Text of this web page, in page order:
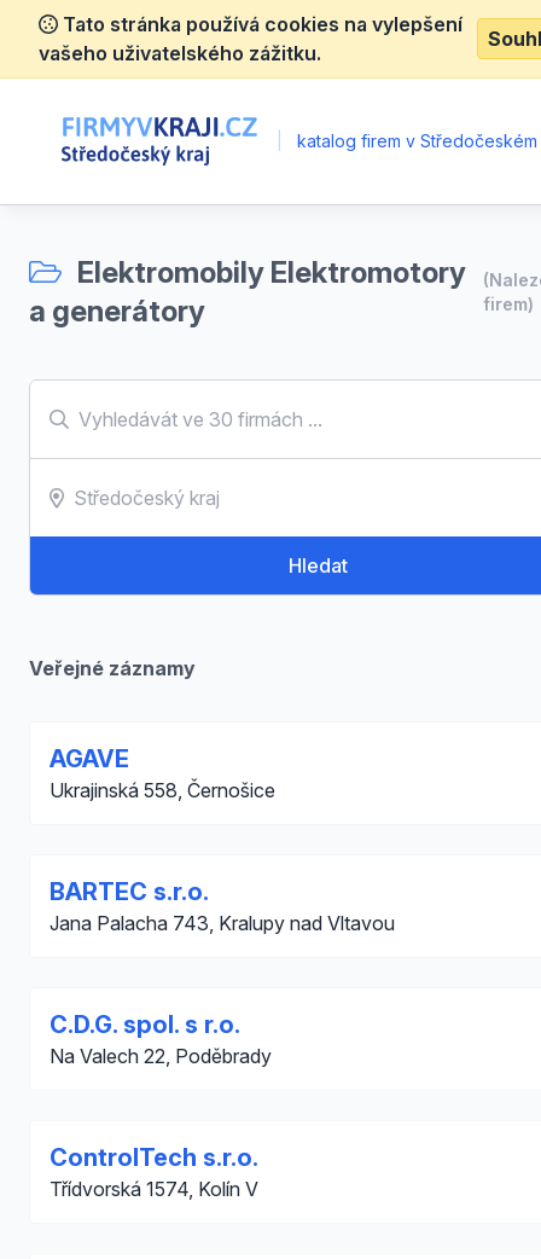
Tato stránka používá cookies na vylepšení
vašeho uživatelského zážitku.
katalog firem v Středočeském
Elektromobily Elektromotory
a generátory
firem)
Hledat
Veřejné záznamy
AGAVE
Ukrajinská 558, Černošice
BARTEC s.r.o.
Jana Palacha 743, Kralupy nad Vltavou
C.D.G. spol. s r.o.
Na Valech 22, Poděbrady
ControlTech s.r.o.
Třídvorská 1574, Kolín V